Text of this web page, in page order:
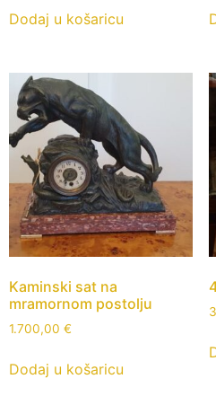
Dodaj u košaricu
Kaminski sat na
mramornom postolju
1.700,00 €
Dodaj u košaricu